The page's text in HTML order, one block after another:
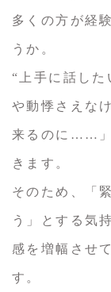
多くの方が経
うか。
“上手に話した
や動悸さえな
来るのに……」
きます。
そのため、「
う」とする気
感を増幅させ
す。